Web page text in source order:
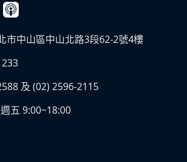
市中山區中山北路3段62-2號4樓
及 (02) 2596-2115
五 9:00~18:00